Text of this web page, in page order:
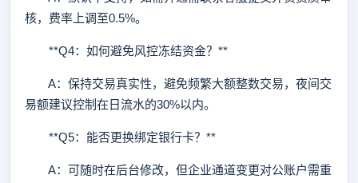
核，费率上调至0.5%。
**Q4：如何避免风控冻结资金？**
A：保持交易真实性，避免频繁大额整数交易，夜间交
易额建议控制在日流水的30%以内。
**Q5：能否更换绑定银行卡？**
A：可随时在后台修改，但企业通道变更对公账户需重